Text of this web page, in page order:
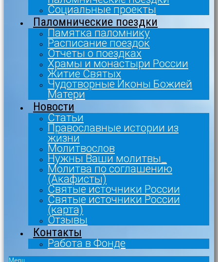
Социальные проекты
Паломнические поездки
Памятка паломнику
Расписание поездок
Отчеты о поездках
Храмы и монастыри России
Житие Святых
Чудотворные Иконы Божией
Матери
Новости
Статьи
Православные истории из
жизни
Молитвослов
Нужны Ваши молитвы_
Молитва по соглашению
(Акафисты)
Святые источники России
Святые источники России
(карта)
Отзывы
Контакты
Работа в Фонде